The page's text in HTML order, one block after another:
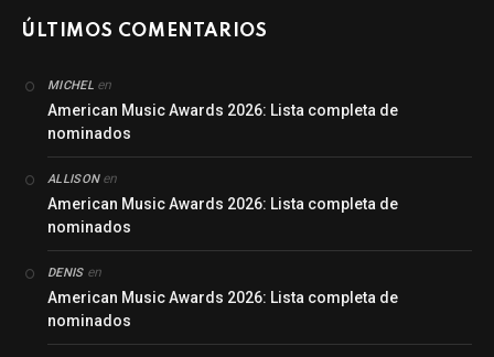
ÚLTIMOS COMENTARIOS
MICHELen
American Music Awards 2026: Lista completa de
nominados
ALLISONen
American Music Awards 2026: Lista completa de
nominados
DENISen
American Music Awards 2026: Lista completa de
nominados